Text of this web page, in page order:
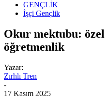
GENÇLİK
İşçi Gençlik
Okur mektubu: özel
öğretmenlik
Yazar:
Zırhlı Tren
-
17 Kasım 2025